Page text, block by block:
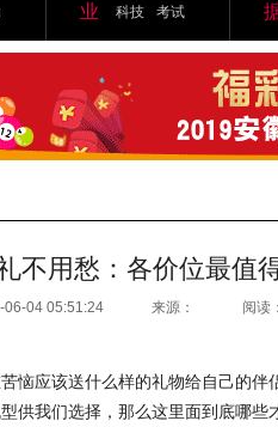
业
科技
考试
不用愁：各价位最值
06-04 05:51:24 来源： 阅读
恼应该送什么样的礼物给自己的伴
供我们选择，那么这里面到底哪些